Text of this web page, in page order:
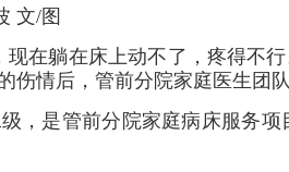
文/图
躺在床上动不了，疼得不行
伤情后，管前分院家庭医生团
是管前分院家庭病床服务项